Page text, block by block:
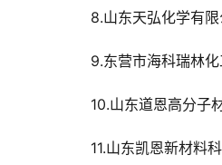
8.山东天弘化学有
9.东营市海科瑞林
10.山东道恩高分子
11.山东凯恩新材料